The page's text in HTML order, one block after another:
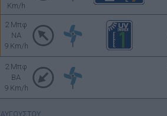
Km/h
2 Μπφ
NA
9 Km/h
2 Μπφ
BA
9 Km/h
ΑΥΓΟΥΣΤΟΥ